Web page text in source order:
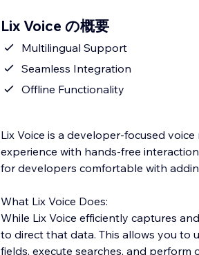
Lix Voice の概要
Multilingual Support
Seamless Integration
Offline Functionality
Lix Voice is a developer-focused
experience with hands-free
for developers comfortable with
What Lix Voice Does:
While Lix Voice efficiently captures
to direct that data. This allows you to
fields, execute searches, and perform